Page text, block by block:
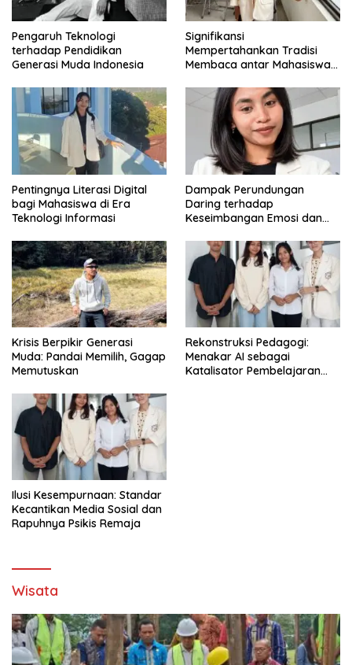
Pengaruh Teknologi
terhadap Pendidikan
Generasi Muda Indonesia
Signifikansi
Mempertahankan Tradisi
Membaca antar Mahasiswa
Pentingnya Literasi Digital
bagi Mahasiswa di Era
Teknologi Informasi
Dampak Perundungan
Daring terhadap
Keseimbangan Emosi dan
Krisis Berpikir Generasi
Muda: Pandai Memilih, Gagap
Memutuskan
Rekonstruksi Pedagogi:
Menakar AI sebagai
Katalisator Pembelajaran
Ilusi Kesempurnaan: Standar
Kecantikan Media Sosial dan
Rapuhnya Psikis Remaja
Wisata